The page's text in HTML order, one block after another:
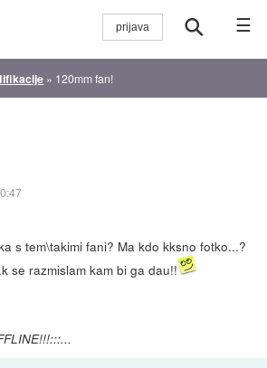
☰
» 120mm fan!
s tem\takimi fani? Ma kdo kksno fotko...?
se razmislam kam bi ga dau!!